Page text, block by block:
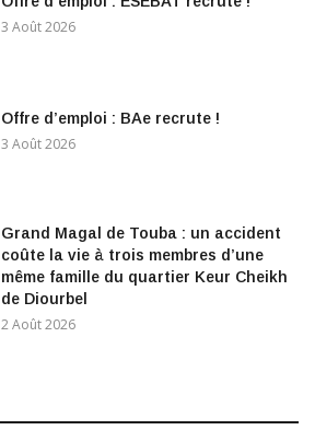
3 Août 2026
Offre d’emploi : BAe recrute !
3 Août 2026
Grand Magal de Touba : un accident
coûte la vie à trois membres d’une
même famille du quartier Keur Cheikh
de Diourbel
2 Août 2026